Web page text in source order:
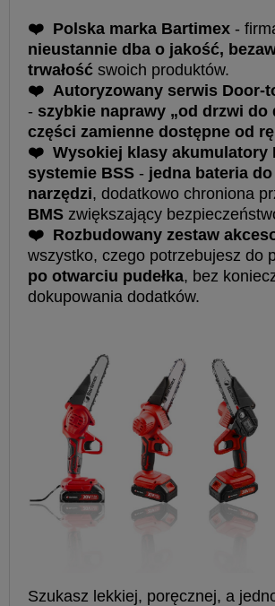
❤ Polska marka Bartimex -
nieustannie dba o jakość,
trwałość swoich produktów.
❤ Autoryzowany serwis Door-
- szybkie naprawy „od drzwi do
części zamienne dostępne od
❤ Wysokiej klasy akumulatory
systemie BSS - jedna bateria
narzędzi, dodatkowo chroniona
BMS zwiększający
❤ Rozbudowany zestaw
wszystko, czego potrzebujesz do
po otwarciu pudełka, bez
dokupowania dodatków.
Szukasz lekkiej, poręcznej, a